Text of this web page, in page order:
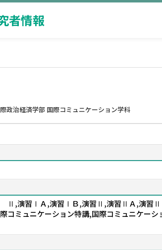
者情報
政治経済学部 国際コミュニケーション学科
演習ⅠＡ,演習ⅠＢ,演習Ⅱ,演習ⅡＡ,演習Ⅱ
コミュニケーション特講,国際コミュニケ